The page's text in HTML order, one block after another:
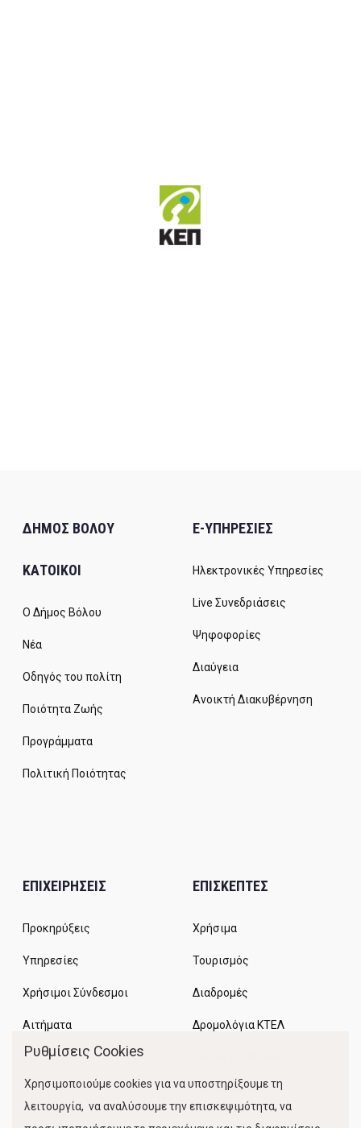
ΔΗΜΟΣ ΒΟΛΟΥ
ΚΑΤΟΙΚΟΙ
Ο Δήμος Βόλου
Νέα
Οδηγός του πολίτη
Ποιότητα Ζωής
Προγράμματα
Πολιτική Ποιότητας
E-ΥΠΗΡΕΣΙΕΣ
Ηλεκτρονικές Υπηρεσίες
Live Συνεδριάσεις
Ψηφοφορίες
Διαύγεια
Ανοικτή Διακυβέρνηση
ΕΠΙΧΕΙΡΗΣΕΙΣ
Προκηρύξεις
Υπηρεσίες
Χρήσιμοι Σύνδεσμοι
Αιτήματα
ΕΠΙΣΚΕΠΤΕΣ
Χρήσιμα
Τουρισμός
Διαδρομές
Δρομολόγια ΚΤΕΛ
Κίνηση Λιμένος
Ρυθμίσεις Cookies
Χρησιμοποιούμε cookies για να υποστηρίξουμε τη
λειτουργία, να αναλύσουμε την επισκεψιμότητα, να